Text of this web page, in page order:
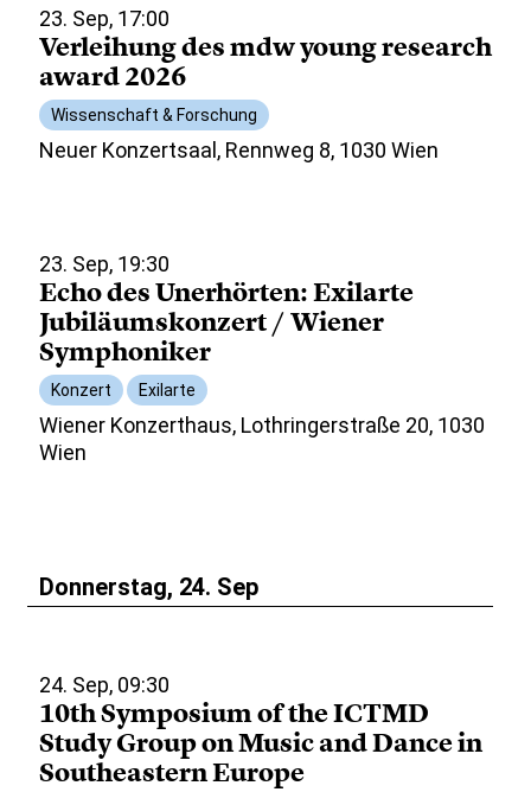
23. Sep, 17:00
Verleihung des mdw young research
award 2026
Wissenschaft & Forschung
Neuer Konzertsaal, Rennweg 8, 1030 Wien
23. Sep, 19:30
Echo des Unerhörten: Exilarte
Jubiläumskonzert / Wiener
Symphoniker
Konzert Exilarte
Wiener Konzerthaus, Lothringerstraße 20, 1030
Wien
Donnerstag, 24. Sep
24. Sep, 09:30
10th Symposium of the ICTMD
Study Group on Music and Dance in
Southeastern Europe